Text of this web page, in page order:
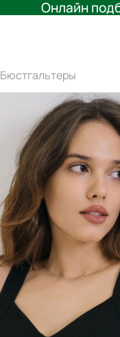
Онлайн
Бюстгальтеры